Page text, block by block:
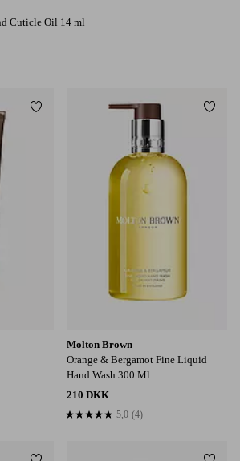
Cuticle Oil 14 ml
Tilføj til favoritter
Molton Brown
Orange & Bergamot Fine Liquid
Hand Wash 300 Ml
210 DKK
5,0 baseret på 4 bedømmelser
5,0 (4)